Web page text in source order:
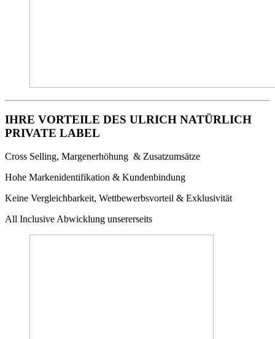
IHRE VORTEILE DES ULRICH NATÜRLICH
PRIVATE LABEL
Cross Selling, Margenerhöhung & Zusatzumsätze
Hohe Markenidentifikation & Kundenbindung
Keine Vergleichbarkeit, Wettbewerbsvorteil & Exklusivität
All Inclusive Abwicklung unsererseits